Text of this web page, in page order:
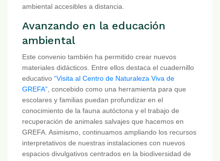
ambiental accesibles a distancia.
Avanzando en la educación
ambiental
Este convenio también ha permitido crear nuevos
materiales didácticos. Entre ellos destaca el cuadernillo
educativo “Visita al Centro de Naturaleza Viva de
GREFA” , concebido como una herramienta para que
escolares y familias puedan profundizar en el
conocimiento de la fauna autóctona y el trabajo de
recuperación de animales salvajes que hacemos en
GREFA. Asimismo, continuamos ampliando los recursos
interpretativos de nuestras instalaciones con nuevos
espacios divulgativos centrados en la biodiversidad de